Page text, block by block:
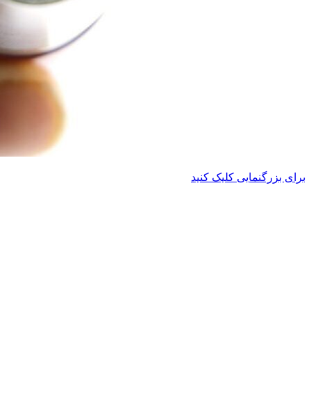
برای بزرگنمایی کلیک کنید